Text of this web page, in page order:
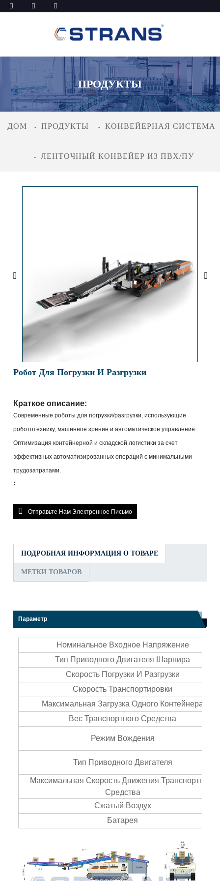
ПРОДУКТЫ
ДОМ ПРОДУКТЫ КОНВЕЙЕРНАЯ СИСТЕМА
ЛЕНТОЧНЫЙ КОНВЕЙЕР ИЗ ПВХ/ПУ
Робот Для Погрузки И Разгрузки
Краткое описание:
Современные роботы для погрузки/разгрузки, использующие
робототехнику, машинное зрение и автоматическое управление.
Оптимизация контейнерной и складской логистики за счет
эффективных автоматизированных операций с минимальными
трудозатратами.
:
Отправьте Нам Электронное Письмо
ПОДРОБНАЯ ИНФОРМАЦИЯ О ТОВАРЕ
МЕТКИ ТОВАРОВ
Параметр
Номинальное Входное Напряжение
Тип Приводного Двигателя Шарнира
Скорость Погрузки И Разгрузки
Скорость Транспортировки
Максимальная Загрузка Одного Контейнера
Вес Транспортного Средства
Режим Вождения
Тип Приводного Двигателя
Максимальная Скорость Движения Транспортного
Средства
Сжатый Воздух
Батарея